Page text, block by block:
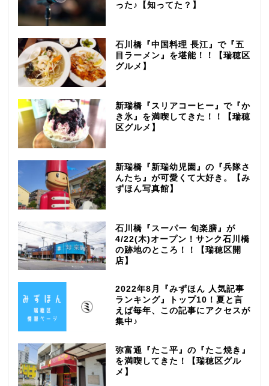
った♪【知ってた？】
石川橋『中国料理 長江』で『五
目ラーメン』を堪能！！【瑞穂区
グルメ】
新瑞橋『スリアコーヒー』で『か
き氷』を満喫してきた！！【瑞穂
区グルメ】
新瑞橋『新瑞幼児園』の『兵隊さ
んたち』が可愛くて大好き。【み
ずほん写真館】
石川橋『スーパー 旬楽膳』が
4/22(木)オープン！サンク石川橋
の跡地のところ！！【瑞穂区開
店】
2022年8月『みずほん 人気記事
ランキング』トップ10！夏と言
えば毎年、この記事にアクセスが
集中♪
弥富通『たこ平』の『たこ焼き』
を満喫してきた！【瑞穂区グル
メ】